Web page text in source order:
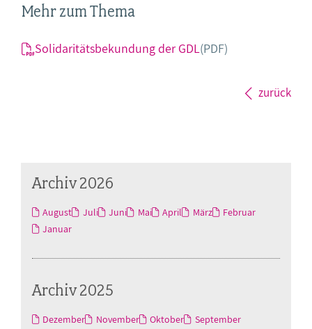
Mehr zum Thema
Solidaritätsbekundung der GDL(PDF)
zurück
Archiv 2026
August Juli Juni Mai April März
Februar
Januar
Archiv 2025
Dezember November Oktober
September